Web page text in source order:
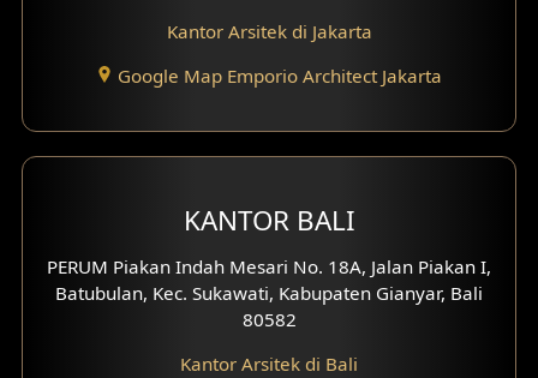
Desain Eksterior Perumahan
Desain Ruko
Desain Hotel
Desain Kantor
Desain Paviliun
Kantor Arsitek di Jakarta
Google Map Emporio Architect Jakarta
KANTOR BALI
PERUM Piakan Indah Mesari No. 18A, Jalan Piakan I,
Batubulan, Kec. Sukawati, Kabupaten Gianyar, Bali
80582
Kantor Arsitek di Bali